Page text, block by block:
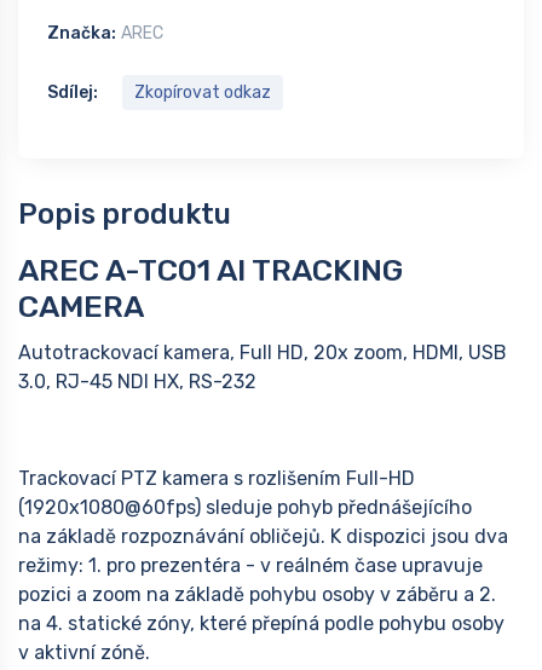
Značka: AREC
Sdílej: Zkopírovat odkaz
Popis produktu
AREC A-TC01 AI TRACKING
CAMERA
Autotrackovací kamera, Full HD, 20x zoom, HDMI, USB
3.0, RJ-45 NDI HX, RS-232
Trackovací PTZ kamera s rozlišením Full-HD
(1920x1080@60fps) sleduje pohyb přednášejícího
na základě rozpoznávání obličejů. K dispozici jsou dva
režimy: 1. pro prezentéra - v reálném čase upravuje
pozici a zoom na základě pohybu osoby v záběru a 2.
na 4. statické zóny, které přepíná podle pohybu osoby
v aktivní zóně.